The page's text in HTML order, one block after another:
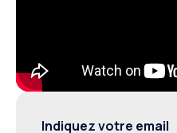
Indiquez votre email